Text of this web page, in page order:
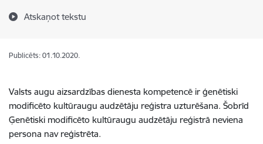
Atskaņot tekstu
Publicēts: 01.10.2020.
Valsts augu aizsardzības dienesta kompetencē ir ģenētiski
modificēto kultūraugu audzētāju reģistra uzturēšana. Šobrīd
Ģenētiski modificēto kultūraugu audzētāju reģistrā neviena
persona nav reģistrēta.